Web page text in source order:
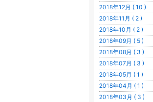
2018年12月 ( 10 )
2018年11月 ( 2 )
2018年10月 ( 2 )
2018年09月 ( 5 )
2018年08月 ( 3 )
2018年07月 ( 3 )
2018年05月 ( 1 )
2018年04月 ( 1 )
2018年03月 ( 3 )